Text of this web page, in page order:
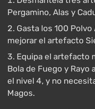
Pergamino, Alas y
Gasta los 100
mejorar el artefacto
Equipa el artefacto
Bola de Fuego y
el nivel 4, y no
Magos.